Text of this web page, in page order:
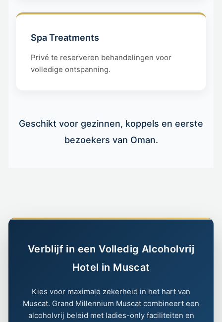
Spa Treatments
Privé te reserveren behandelingen voor
volledige ontspanning.
Geschikt voor gezinnen, koppels en eerste
bezoekers van Oman.
Verblijf in een Volledig Alcoholvrij
Hotel in Muscat
Kies voor maximale zekerheid in het hart van
Muscat. Grand Millennium Muscat combineert een
alcoholvrij beleid met ladies-only faciliteiten en